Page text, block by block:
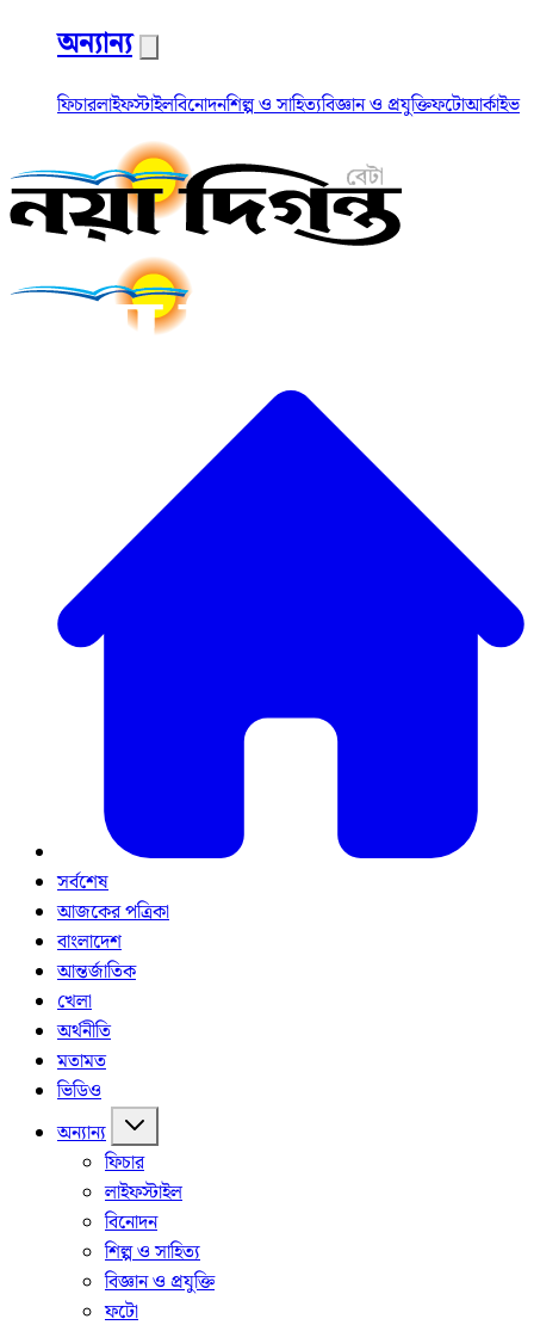
অন্যান্য
ফিচারলাইফস্টাইলবিনোদনশিল্প ও সাহিত্যবিজ্ঞান ও প্রযুক্তিফটোআর্কাইভ
সর্বশেষ
আজকের পত্রিকা
বাংলাদেশ
আন্তর্জাতিক
খেলা
অর্থনীতি
মতামত
ভিডিও
অন্যান্য
ফিচার
লাইফস্টাইল
বিনোদন
শিল্প ও সাহিত্য
বিজ্ঞান ও প্রযুক্তি
ফটো